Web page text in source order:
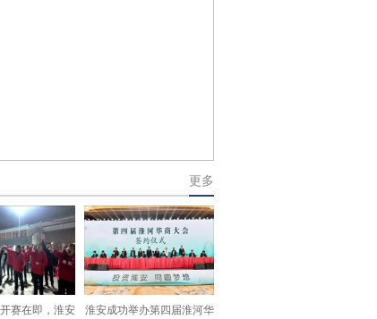
更多
赛在即，淮安 淮安成功举办第四届淮河华